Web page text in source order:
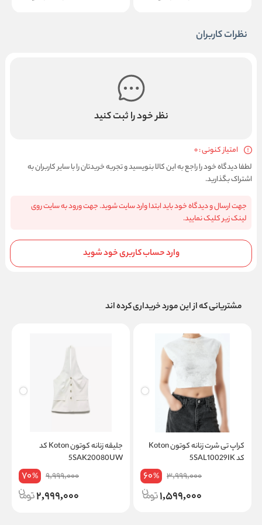
نظرات کاربران
نظر خود را ثبت کنید
امتیاز کنونی : 0
لطفا دیدگاه خود را راجع به این کالا بنویسید و تجربه خریدتان را با سایر کاربران به
اشتراک بگذارید.
جهت ارسال و دیدگاه خود باید ابتدا وارد سایت شوید. جهت ورود به سایت روی
لینک زیر کلیک نمایید.
وارد حساب کاربری خود شوید
مشتریانی که از این مورد خریداری کرده اند
کراپ تی شرت زنانه کوتون Koton
کد 5SAL10029IK
3,999,000
60%
1,599,000
جلیقه زنانه کوتون Koton کد
5SAK20080UW
9,999,000
70%
2,999,000